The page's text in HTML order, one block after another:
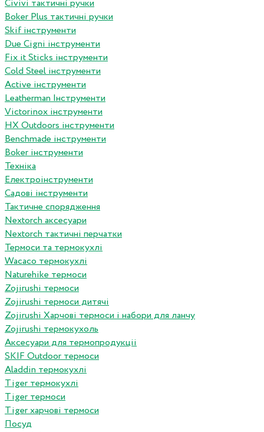
Сivivi тактичні ручки
Boker Plus тактичні ручки
Skif інструменти
Due Cigni інструменти
Fix it Sticks інструменти
Сold Steel інструменти
Active інструменти
Leatherman Інструменти
Victorinox інструменти
HX Outdoors інструменти
Benchmade інструменти
Boker інструменти
Техніка
Електроінструменти
Садові інструменти
Тактичне спорядження
Nextorch аксесуари
Nextorch тактичні перчатки
Термоси та термокухлі
Wacaco термокухлі
Naturehike термоси
Zojirushi термоси
Zojirushi термоси дитячі
Zojirushi Харчові термоси і набори для ланчу
Zojirushi термокухоль
Аксесуари для термопродукціі
SKIF Outdoor термоси
Aladdin термокухлі
Tiger термокухлі
Tiger термоси
Tiger харчові термоси
Посуд